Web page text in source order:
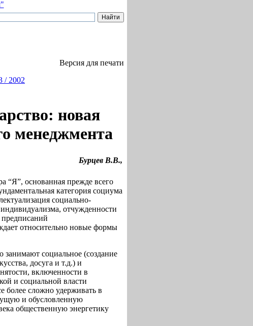
Версия для печати
/ 2002
новая
менеджмента
Бурцев В.В.,
“Я”, основанная прежде всего
категория социума
социально-
отчужденности
относительно новые формы
социальное (создание
досуга и т.д.) и
включенности в
и социальной власти
более сложно удерживать в
и обусловленную
общественную энергетику